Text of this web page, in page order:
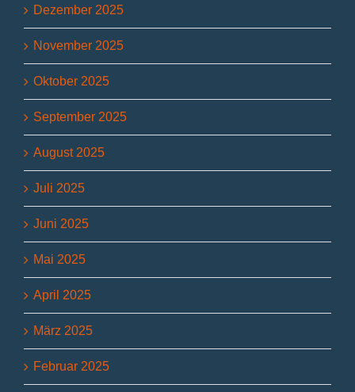
Dezember 2025
November 2025
Oktober 2025
September 2025
August 2025
Juli 2025
Juni 2025
Mai 2025
April 2025
März 2025
Februar 2025